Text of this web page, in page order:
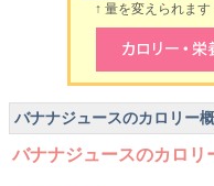
↑ 量を変えられます
バナナジュースのカロリー
バナナジュースのカロリ